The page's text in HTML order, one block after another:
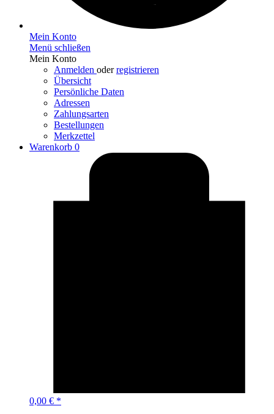
Mein Konto
Menü schließen
Mein Konto
Anmelden oderregistrieren
Übersicht
Persönliche Daten
Adressen
Zahlungsarten
Bestellungen
Merkzettel
Warenkorb 0
0,00 € *